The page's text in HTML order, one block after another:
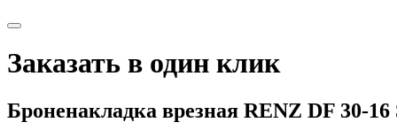
Заказать в один клик
Броненакладка врезная RENZ DF 30-16